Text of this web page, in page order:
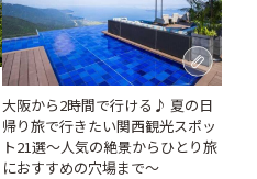
大阪から2時間で行ける♪ 夏の日
帰り旅で行きたい関西観光スポッ
ト21選～人気の絶景からひとり旅
におすすめの穴場まで～